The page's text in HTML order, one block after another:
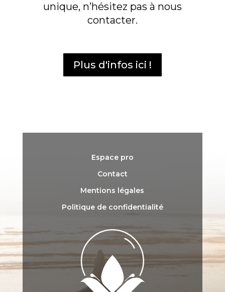
unique, n’hésitez pas à nous
contacter.
Plus d'infos ici !
Espace pro
Contact
Mentions légales
Politique de confidentialité